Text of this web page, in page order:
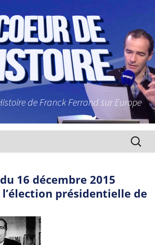
de Franck Ferrand sur Europe
16 décembre 2015
l’élection présidentielle de